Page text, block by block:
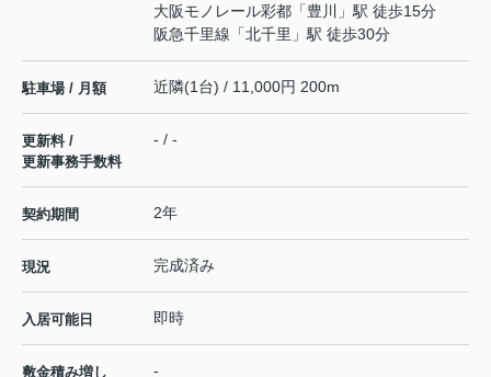
大阪モノレール彩都 「豊川
」駅 徒歩15分
阪急千里線 「北千里 」駅 徒歩30分
駐車場 / 月額 近隣(1台) / 11,000円 200m
更新料 /
更新事務手数料
- / -
契約期間 2年
現況 完成済み
入居可能日 即時
敷金積み増し -